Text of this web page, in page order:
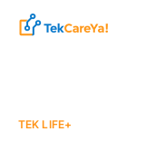
TEK LIFE+